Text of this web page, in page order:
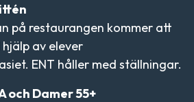
på restaurangen kommer att
av elever
ENT håller med ställningar.
och Damer 55+